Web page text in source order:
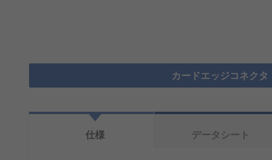
カードエッジコネク
仕様 データシート